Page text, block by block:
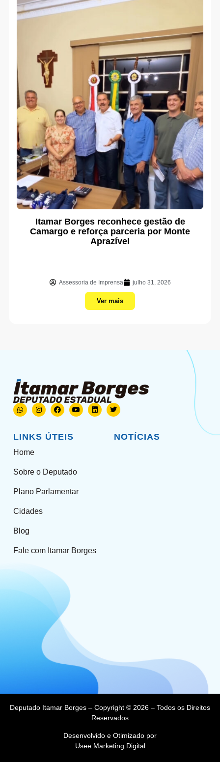
Itamar Borges reconhece gestão de
Camargo e reforça parceria por Monte
Aprazível
Assessoria de Imprensa julho 31, 2026
Ver mais
LINKS ÚTEIS
Home
Sobre o Deputado
Plano Parlamentar
Cidades
Blog
Fale com Itamar Borges
NOTÍCIAS
Deputado Itamar Borges – Copyright © 2026 – Todos os Direitos
Reservados
Desenvolvido e Otimizado por
Usee Marketing Digital